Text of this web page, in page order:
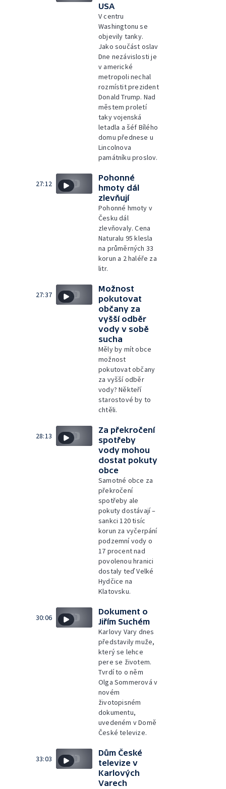
USA
V centru
Washingtonu se
objevily tanky.
Jako součást oslav
Dne nezávislosti je
v americké
metropoli nechal
rozmístit prezident
Donald Trump. Nad
městem proletí
taky vojenská
letadla a šéf Bílého
domu přednese u
Lincolnova
památníku proslov.
27:12
Pohonné
hmoty dál
zlevňují
Pohonné hmoty v
Česku dál
zlevňovaly. Cena
Naturalu 95 klesla
na průměrných 33
korun a 2 haléře za
litr.
27:37
Možnost
pokutovat
občany za
vyšší odběr
vody v sobě
sucha
Měly by mít obce
možnost
pokutovat občany
za vyšší odběr
vody? Někteří
starostové by to
chtěli.
28:13
Za překročení
spotřeby
vody mohou
dostat pokuty
obce
Samotné obce za
překročení
spotřeby ale
pokuty dostávají –
sankci 120 tisíc
korun za vyčerpání
podzemní vody o
17 procent nad
povolenou hranici
dostaly teď Velké
Hydčice na
Klatovsku.
30:06
Dokument o
Jiřím Suchém
Karlovy Vary dnes
představily muže,
který se lehce
pere se životem.
Tvrdí to o něm
Olga Sommerová v
novém
životopisném
dokumentu,
uvedeném v Domě
České televize.
33:03
Dům České
televize v
Karlových
Varech